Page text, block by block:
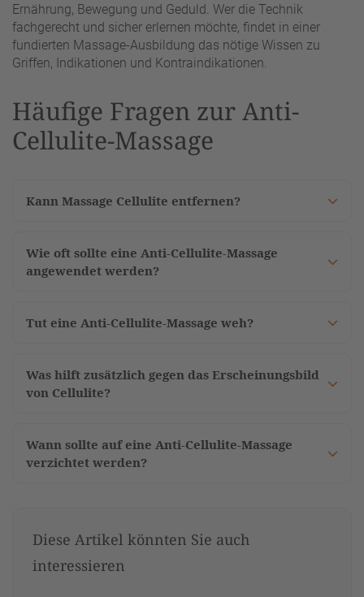
Ernährung, Bewegung und Geduld. Wer die Technik
fachgerecht und sicher erlernen möchte, findet in einer
fundierten Massage-Ausbildung das nötige Wissen zu
Griffen, Indikationen und Kontraindikationen.
Häufige Fragen zur Anti-
Cellulite-Massage
Kann Massage Cellulite entfernen?
Wie oft sollte eine Anti-Cellulite-Massage
angewendet werden?
Tut eine Anti-Cellulite-Massage weh?
Was hilft zusätzlich gegen das Erscheinungsbild
von Cellulite?
Wann sollte auf eine Anti-Cellulite-Massage
verzichtet werden?
Diese Artikel könnten Sie auch
interessieren